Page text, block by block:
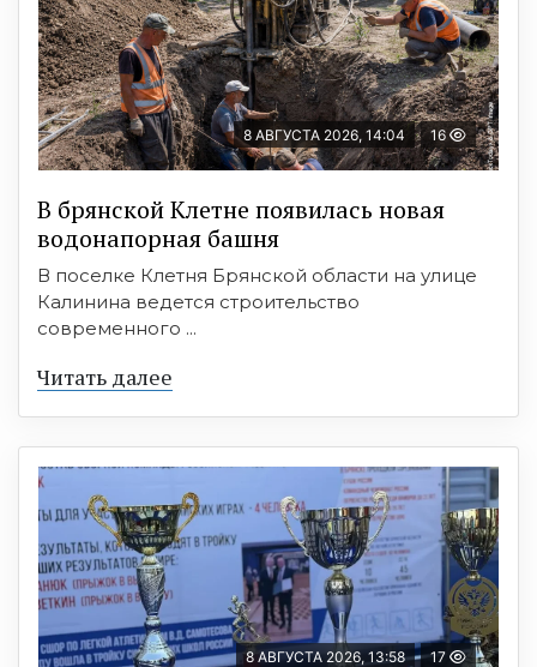
8 АВГУСТА 2026, 14:04 16
В брянской Клетне появилась новая
водонапорная башня
В поселке Клетня Брянской области на улице
Калинина ведется строительство
современного ...
Читать далее
8 АВГУСТА 2026, 13:58 17